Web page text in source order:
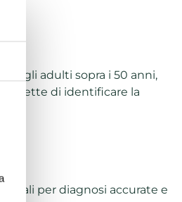
degli adulti sopra i 50 anni,
di identificare la
per diagnosi accurate e